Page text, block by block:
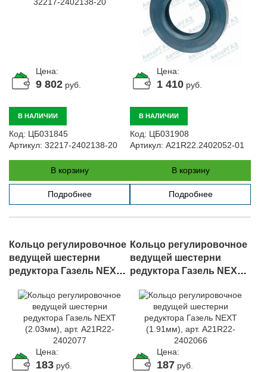
Цена:
9 802 руб.
В НАЛИЧИИ
Код: ЦБ031845
Артикул: 32217-2402138-20
В корзину
Подробнее
Цена:
1 410 руб.
В НАЛИЧИИ
Код: ЦБ031908
Артикул: A21R22.2402052-01
В корзину
Подробнее
Кольцо регулировочное
ведущей шестерни
редуктора Газель NEXT
2402077
Цена:
183 руб.
Кольцо регулировочное
ведущей шестерни
редуктора Газель NEXT
2402066
Цена:
187 руб.